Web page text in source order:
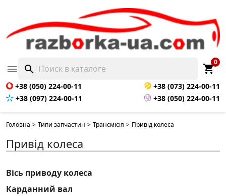
 search shopping_cart
0
+38 (050) 224-00-11
+38 (073) 224-00-11
+38 (097) 224-00-11
+38 (050) 224-00-11
Головна > Типи запчастин > Трансмісія > Привід колеса
Привід колеса
Вісь приводу колеса
Карданний вал